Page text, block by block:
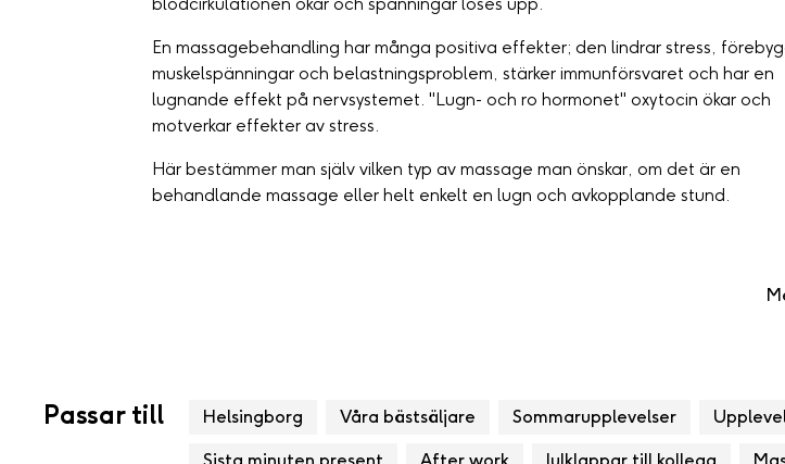
En massagebehandling har många positiva effekter; den lindrar stress,
muskelspänningar och belastningsproblem, stärker immunförsvaret och har en
lugnande effekt på nervsystemet. "Lugn- och ro hormonet" oxytocin ökar och
motverkar effekter av stress.
Här bestämmer man själv vilken typ av massage man önskar, om det är en
behandlande massage eller helt enkelt en lugn och avkopplande stund.
Passar till Helsingborg Våra bästsäljare Sommarupplevelser